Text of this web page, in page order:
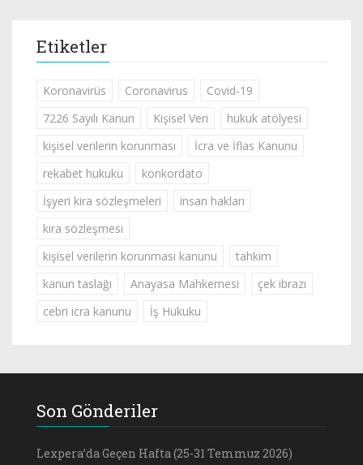
Etiketler
Koronavirüs Coronavirus
Covid-19
7226 Sayılı Kanun
Kişisel Veri
hukuk atölyesi
kişisel verilerin korunması
İcra ve İflas Kanunu
rekabet hukuku
konkordato
İşyeri kira sözleşmeleri
insan hakları
kira sözleşmesi
kişisel verilerin korunması kanunu
tahkim
kanun taslağı
Anayasa Mahkemesi
çek ibrazı
cebri icra kanunu
İş Hukuku
Son Gönderiler
Lexpera’da Geçen Hafta (25-31 Temmuz 2026)